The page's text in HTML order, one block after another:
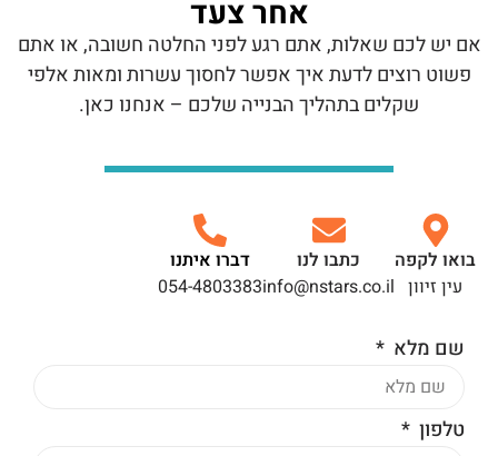
אחר צעד
אם יש לכם שאלות, אתם רגע לפני החלטה חשובה, או אתם
פשוט רוצים לדעת איך אפשר לחסוך עשרות ומאות אלפי
שקלים בתהליך הבנייה שלכם – אנחנו כאן.
בואו לקפה
עין זיוון
כתבו לנו
info@nstars.co.il
דברו איתנו
054-4803383
שם מלא
טלפון